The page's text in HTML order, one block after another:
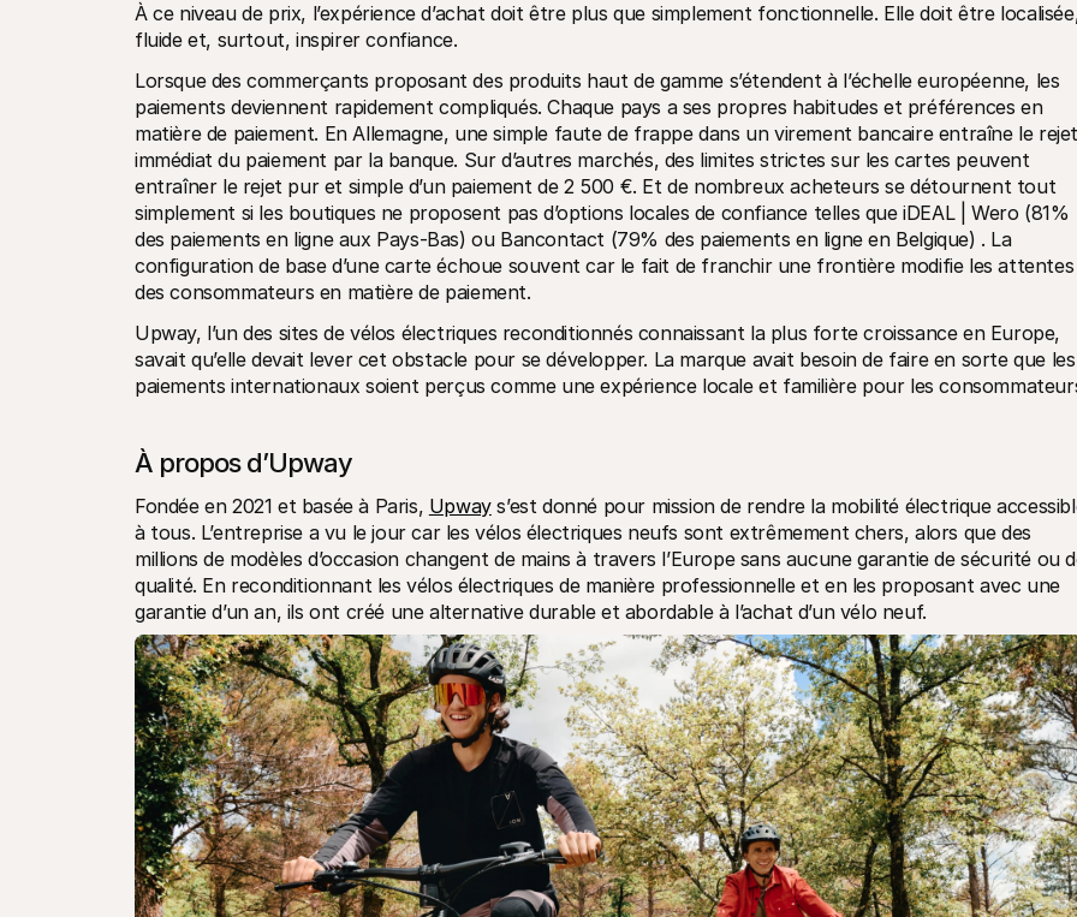
À ce niveau de prix, l’expérience d’achat doit être plus que simplement fonctionnelle. Elle doit être
fluide et, surtout, inspirer confiance.
Lorsque des commerçants proposant des produits haut de gamme s’étendent à l’échelle européenne, les
paiements deviennent rapidement compliqués. Chaque pays a ses propres habitudes et préférences en
matière de paiement. En Allemagne, une simple faute de frappe dans un virement bancaire entraîne le rejet
immédiat du paiement par la banque. Sur d’autres marchés, des limites strictes sur les cartes peuvent
entraîner le rejet pur et simple d’un paiement de 2 500 €. Et de nombreux acheteurs se détournent tout
simplement si les boutiques ne proposent pas d’options locales de confiance telles que iDEAL | Wero (81%
des paiements en ligne aux Pays-Bas) ou Bancontact (79% des paiements en ligne en Belgique) . La
configuration de base d’une carte échoue souvent car le fait de franchir une frontière modifie les attentes
des consommateurs en matière de paiement.
Upway, l’un des sites de vélos électriques reconditionnés connaissant la plus forte croissance en Europe,
savait qu’elle devait lever cet obstacle pour se développer. La marque avait besoin de faire en sorte que les
paiements internationaux soient perçus comme une expérience locale et familière pour les
À propos d’Upway
Fondée en 2021 et basée à Paris, Upway s’est donné pour mission de rendre la mobilité électrique
à tous. L’entreprise a vu le jour car les vélos électriques neufs sont extrêmement chers, alors que des
millions de modèles d’occasion changent de mains à travers l’Europe sans aucune garantie de sécurité ou
qualité. En reconditionnant les vélos électriques de manière professionnelle et en les proposant avec une
garantie d’un an, ils ont créé une alternative durable et abordable à l’achat d’un vélo neuf.